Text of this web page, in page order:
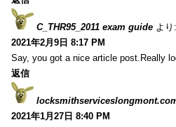
C_THR95_2011 exam guide より:
2021年2月9日 8:17 PM
Say, you got a nice article post.Really
返信
2021年1月27日 8:40 PM